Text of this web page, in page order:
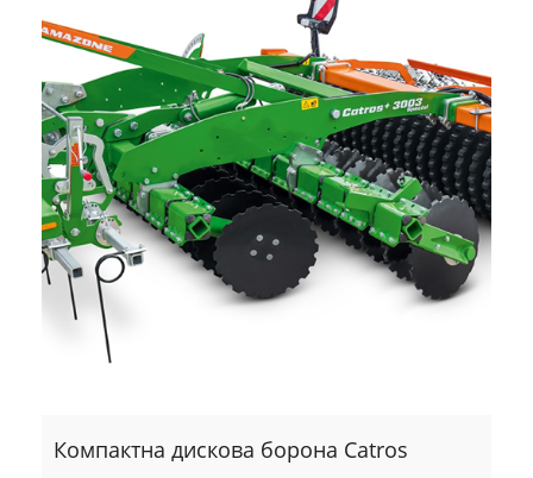
Компактна дискова борона Catros